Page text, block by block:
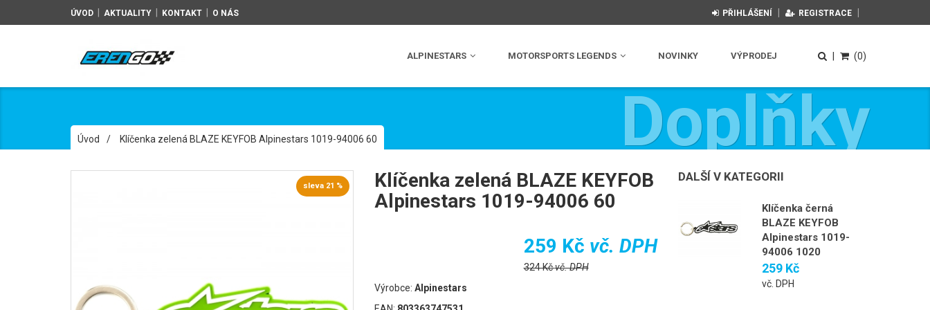
ÚVOD AKTUALITY KONTAKT O NÁS PŘIHLÁŠENÍ REGISTRACE
ALPINESTARS MOTORSPORTS LEGENDS NOVINKY VÝPRODEJ (0)
Doplňky
Úvod / Klíčenka zelená BLAZE KEYFOB Alpinestars 1019-94006 60
sleva 21 %
Klíčenka zelená BLAZE KEYFOB
Alpinestars 1019-94006 60
259 Kč vč. DPH
324 Kčvč. DPH
Výrobce: Alpinestars
DALŠÍ V KATEGORII
Klíčenka černá
BLAZE KEYFOB
Alpinestars 1019-
94006 1020
259 Kč
vč. DPH